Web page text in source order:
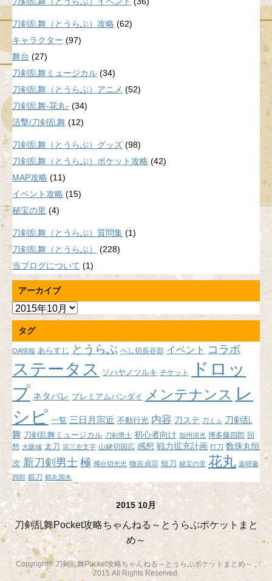
刀剣乱舞（とうらぶ）攻略 (62)
キャラクター (97)
舞台 (27)
刀剣乱舞ミュージカル (34)
刀剣乱舞（とうらぶ）アニメ (52)
刀剣乱舞-花丸- (34)
活撃/刀剣乱舞 (12)
刀剣乱舞（とうらぶ）グッズ (98)
刀剣乱舞（とうらぶ）ポケット攻略 (42)
MAP攻略 (11)
イベント攻略 (15)
秘宝の里 (4)
刀剣乱舞（とうらぶ）質問集 (1)
刀剣乱舞（とうらぶ）
(228)
当ブログについて (1)
アーカイブ
ア
ー
カ
イ
ブ
タグ
OA情報 あらすじ とうらぶ へし切長谷部 イベント コラボ
ステータス ソハヤノツルキ チケット
ドロッ
プ ネタバレ プレミアムバンダイ メンテナンス レ
シピ 一覧 三日月宗近 不動行光 内容 刀ステ 刀ミュ
刀剣乱
舞 刀剣乱舞ミュージカル 刀剣男士 初心者向け 加州清光 博多藤四郎 回
想 大阪城 太刀 宗三左文字 山姥切国広 感想 戦力拡充計画 打刀 数珠丸恒
次 新刀剣男士 極 燭台切光忠 物吉貞宗 短刀 秘宝の里 花丸 薬研藤
四郎 鍛刀 鶴丸国永
2015 10月
刀剣乱舞Pocket攻略ちゃんねる～とうらぶポケットまと
め～
Copyright© 刀剣乱舞Pocket攻略ちゃんねる～とうらぶポケットまとめ～ ,
2015 All Rights Reserved.